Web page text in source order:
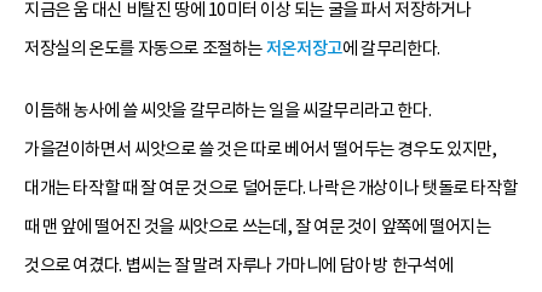
지금은 움 대신 비탈진 땅에 10미터 이상 되는 굴을 파서 저장하거나
저장실의 온도를 자동으로 조절하는저온저장고에 갈무리한다.
이듬해 농사에 쓸 씨앗을 갈무리하는 일을 씨갈무리라고 한다.
가을걷이하면서 씨앗으로 쓸 것은 따로 베어서 떨어두는 경우도 있지만,
대개는 타작할 때 잘 여문 것으로 덜어둔다. 나락은 개상이나 탯돌로 타작할
때 맨 앞에 떨어진 것을 씨앗으로 쓰는데, 잘 여문 것이 앞쪽에 떨어지는
것으로 여겼다. 볍씨는 잘 말려 자루나 가마니에 담아 방 한구석에